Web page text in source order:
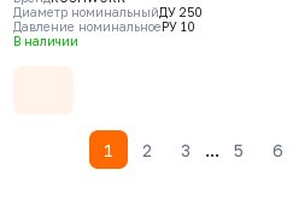
GGG50, уплотнение - EPDM, Ф/Ф,
ISO5210, с голым штоком
Диаметр номинальныйДУ 250
Давление номинальноеРУ 10
В наличии
1 2 3 ... 5 6